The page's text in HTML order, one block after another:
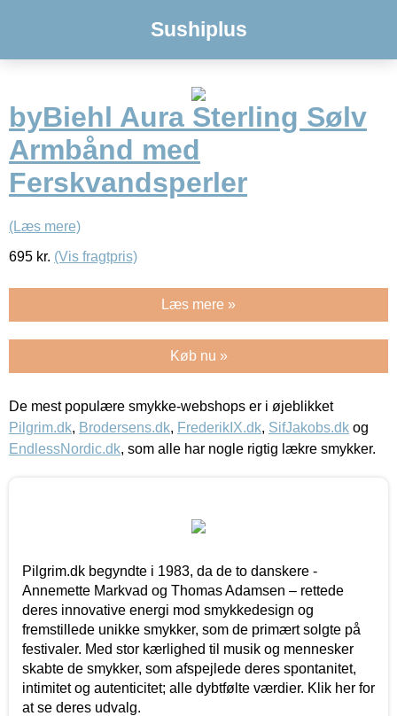
Sushiplus
byBiehl Aura Sterling Sølv
Armbånd med
Ferskvandsperler
(Læs mere)
695 kr. (Vis fragtpris)
Læs mere »
Køb nu »
De mest populære smykke-webshops er i øjeblikket
Pilgrim.dk, Brodersens.dk, FrederikIX.dk, SifJakobs.dk og
EndlessNordic.dk, som alle har nogle rigtig lækre smykker.
Pilgrim.dk begyndte i 1983, da de to danskere -
Annemette Markvad og Thomas Adamsen – rettede
deres innovative energi mod smykkedesign og
fremstillede unikke smykker, som de primært solgte på
festivaler. Med stor kærlighed til musik og mennesker
skabte de smykker, som afspejlede deres spontanitet,
intimitet og autenticitet; alle dybtfølte værdier. Klik her for
at se deres udvalg.